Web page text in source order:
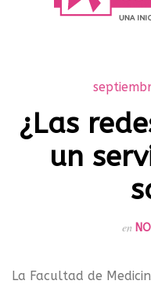
¿Las
un
en
La Facultad de